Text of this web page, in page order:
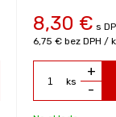
8,30 € s
6,75 € bez DPH /
ks
+
-